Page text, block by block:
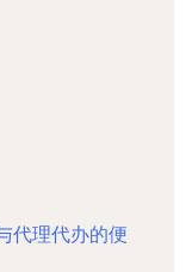
代理代办的便